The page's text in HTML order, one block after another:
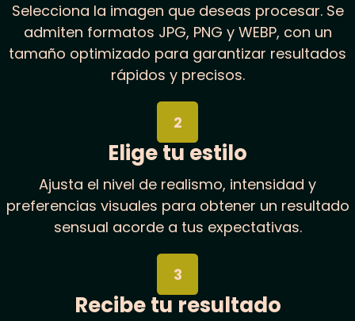
Selecciona la imagen que deseas procesar. Se
admiten formatos JPG, PNG y WEBP, con un
tamaño optimizado para garantizar resultados
rápidos y precisos.
2
Elige tu estilo
Ajusta el nivel de realismo, intensidad y
preferencias visuales para obtener un resultado
sensual acorde a tus expectativas.
3
Recibe tu resultado